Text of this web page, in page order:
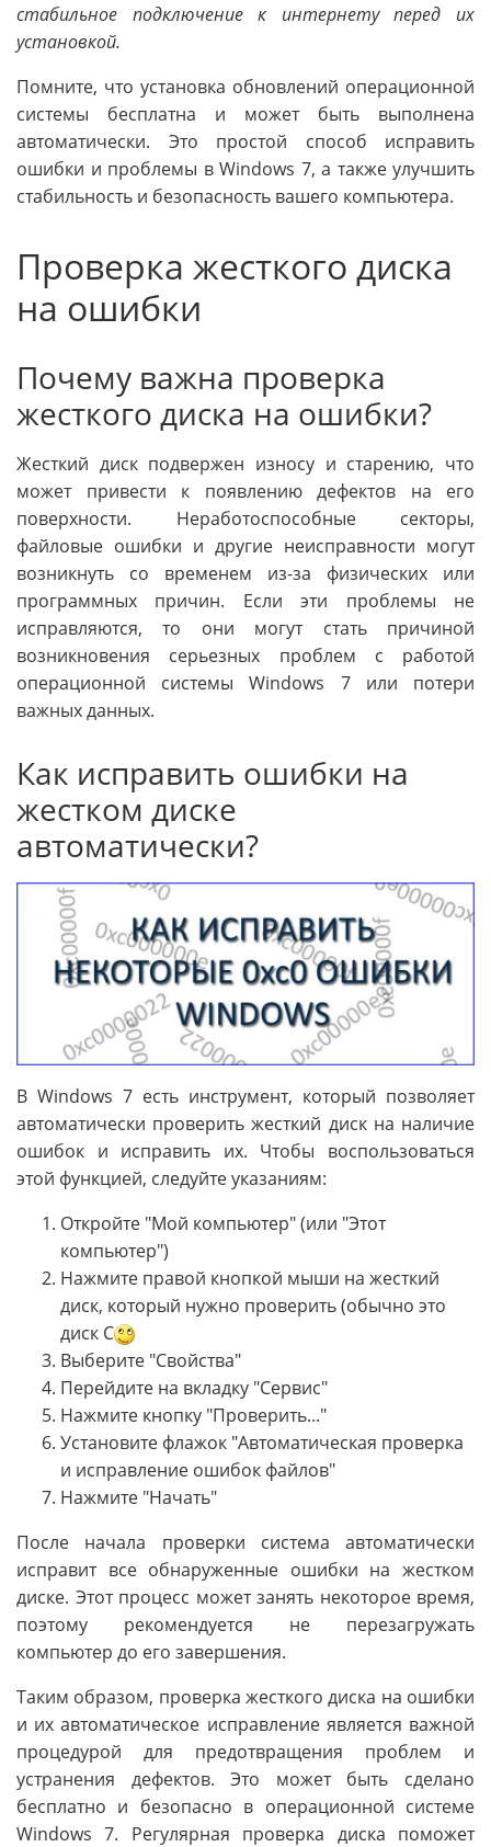
стабильное подключение к интернету перед их
установкой.
Помните, что установка обновлений операционной
системы бесплатна и может быть выполнена
автоматически. Это простой способ исправить
ошибки и проблемы в Windows 7, а также улучшить
стабильность и безопасность вашего компьютера.
Проверка жесткого диска
на ошибки
Почему важна проверка
жесткого диска на ошибки?
Жесткий диск подвержен износу и старению, что
может привести к появлению дефектов на его
поверхности. Неработоспособные секторы,
файловые ошибки и другие неисправности могут
возникнуть со временем из-за физических или
программных причин. Если эти проблемы не
исправляются, то они могут стать причиной
возникновения серьезных проблем с работой
операционной системы Windows 7 или потери
важных данных.
Как исправить ошибки на
жестком диске
автоматически?
В Windows 7 есть инструмент, который позволяет
автоматически проверить жесткий диск на наличие
ошибок и исправить их. Чтобы воспользоваться
этой функцией, следуйте указаниям:
Откройте "Мой компьютер" (или "Этот
компьютер")
Нажмите правой кнопкой мыши на жесткий
диск, который нужно проверить (обычно это
диск C
Выберите "Свойства"
Перейдите на вкладку "Сервис"
Нажмите кнопку "Проверить..."
Установите флажок "Автоматическая проверка
и исправление ошибок файлов"
Нажмите "Начать"
После начала проверки система автоматически
исправит все обнаруженные ошибки на жестком
диске. Этот процесс может занять некоторое время,
поэтому рекомендуется не перезагружать
компьютер до его завершения.
Таким образом, проверка жесткого диска на ошибки
и их автоматическое исправление является важной
процедурой для предотвращения проблем и
устранения дефектов. Это может быть сделано
бесплатно и безопасно в операционной системе
Windows 7. Регулярная проверка диска поможет